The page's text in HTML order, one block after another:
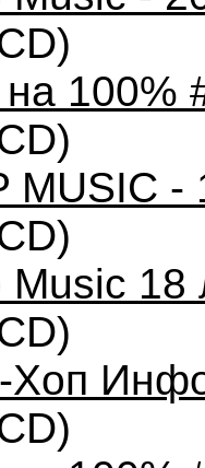
100%
MUSIC
Music
Хоп